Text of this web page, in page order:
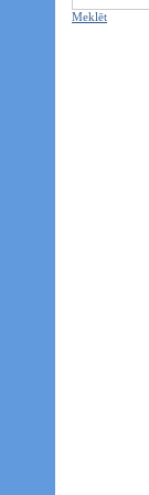
Meklēt